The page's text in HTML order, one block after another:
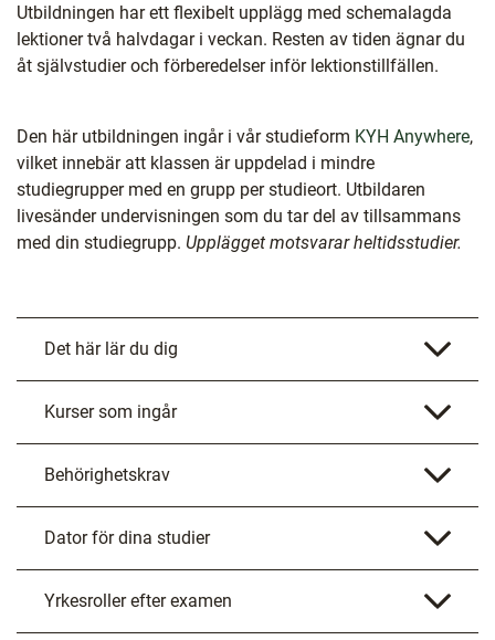
Utbildningen har ett flexibelt upplägg med schemalagda
lektioner två halvdagar i veckan. Resten av tiden ägnar du
åt självstudier och förberedelser inför lektionstillfällen.
Den här utbildningen ingår i vår studieform KYH Anywhere,
vilket innebär att klassen är uppdelad i mindre
studiegrupper med en grupp per studieort. Utbildaren
livesänder undervisningen som du tar del av tillsammans
med din studiegrupp. Upplägget motsvarar heltidsstudier.
Det här lär du dig
Kurser som ingår
Behörighetskrav
Dator för dina studier
Yrkesroller efter examen